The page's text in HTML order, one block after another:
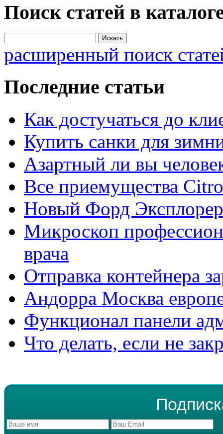
Поиск статей в
расширенный поиск
Последние статьи
Как достучаться до
Купить санки для
Азартный ли вы
Все приемущества
Новый Форд
Микроскоп
врача
Отправка контейнера
Андорра Москва
Функционал панели
Что делать, если не